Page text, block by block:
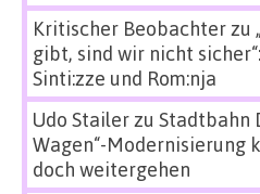
Kritischer Beobachterzu
gibt, sind wir nicht
Sinti:zze und Rom:nja
Udo Stailerzu Stadtbahn
Wagen“-Modernisierung
doch weitergehen